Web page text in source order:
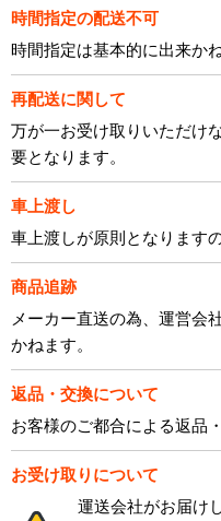
時間指定の配送不可
時間指定は基本的に出来かね
再配送に関して
万が一お受け取りいただけ
要となります。
車上渡し
車上渡しが原則となります
商品追跡
メーカー直送の為、運営会
かねます。
返品・交換について
お客様のご都合による返品
お受け取りについて
運送会社がお届け